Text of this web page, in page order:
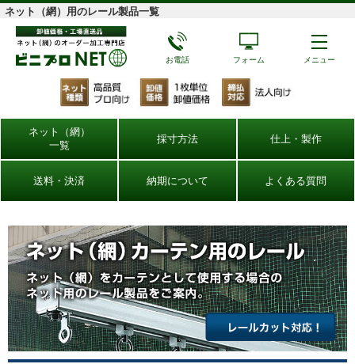
ネット（網）用のレール製品一覧
お電話 フォーム メニュー
ネット（網）
一覧
採寸方法 仕上・製作
送料・決済 納期について よくある質問